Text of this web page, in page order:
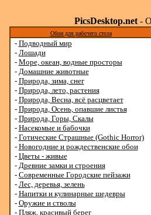
PicsDesktop.net-
Обои для рабочего стола
- Подводный мир
- Лошади
- Море, океан, водные просторы
- Домашние животные
- Природа, зима, снег
- Природа, лето, растения
- Природа, Весна, всё расцветает
- Природа, Осень, опавшие листья
- Природа, Горы, Скалы
- Насекомые и бабочки
- Готические Страшные (Gothic Horror)
- Новогодние и рождественские обои
- Цветы - живые
- Древние замки и строения
- Современные Городские пейзажи
- Лес, деревья, зелень
- Напитки и кулинарные шедевры
- Оружие и стволы
- Пляж, красивый берег